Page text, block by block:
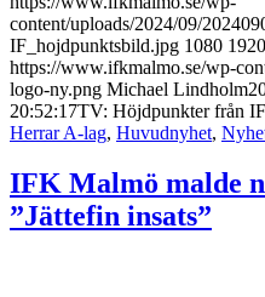
content/uploads/2024/09/
IF_hojdpunktsbild.jpg 1080 1920
https://www.ifkmalmo.se/wp-
logo-ny.png Michael Lindholm
20:52:17TV: Höjdpunkter från
Herrar A-lag, Huvudnyhet,
IFK Malmö malde
”Jättefin insats”